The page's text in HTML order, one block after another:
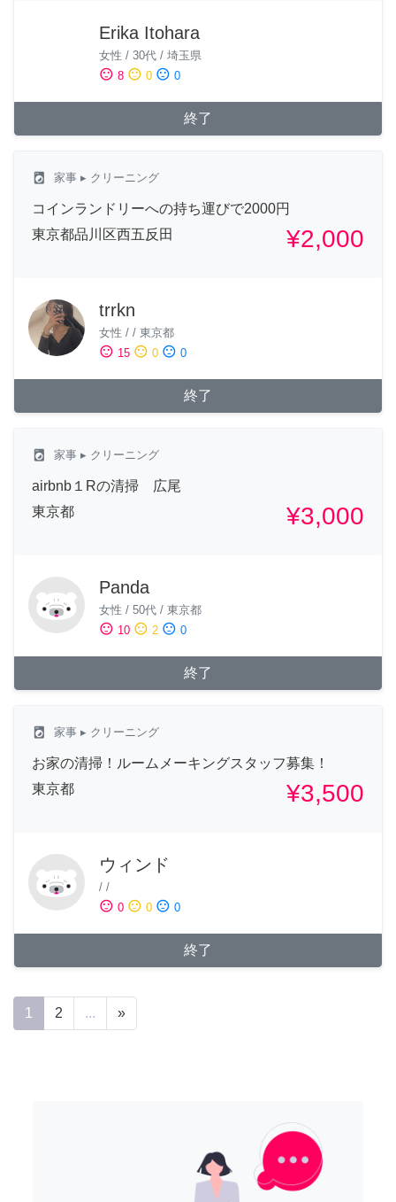
Erika Itohara
女性 / 30代 / 埼玉県
sentiment_satisfied 8 sentiment_neutral 0 sentiment_dissatisfied 0
終了
local_laundry_service 家事 ▸ クリーニング
コインランドリーへの持ち運びで2000円
東京都品川区西五反田
¥2,000
trrkn
女性 / / 東京都
sentiment_satisfied 15 sentiment_neutral 0 sentiment_dissatisfied 0
終了
local_laundry_service 家事 ▸ クリーニング
airbnb１Rの清掃 広尾
東京都
¥3,000
Panda
女性 / 50代 / 東京都
sentiment_satisfied 10 sentiment_neutral 2 sentiment_dissatisfied 0
終了
local_laundry_service 家事 ▸ クリーニング
お家の清掃！ルームメーキングスタッフ募集！
東京都
¥3,500
ウィンド
/ /
sentiment_satisfied 0 sentiment_neutral 0 sentiment_dissatisfied 0
終了
1 2 ... »